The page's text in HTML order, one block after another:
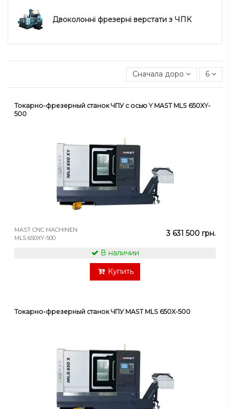
Двоколонні фрезерні верстати з ЧПК
Сначала дорогие 6
Токарно-фрезерный станок ЧПУ с осью Y MAST MLS 650XY-
500
MAST CNC MACHINEN
MLS 650XY-500
3 631 500 грн.
В наличии
Купить
Токарно-фрезерный станок ЧПУ MAST MLS 650X-500